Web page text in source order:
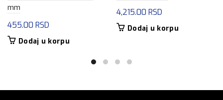
mm
455.00 RSD
Dodaj u korpu
4,215.00 RSD
Dodaj u korpu